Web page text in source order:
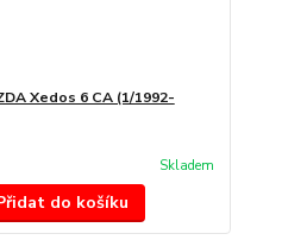
Xedos 6 CA (1/1992-
Skladem
do košíku